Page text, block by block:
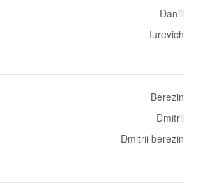
Daniil
Iurevich
Berezin
Dmitrii
Dmitrii berezin